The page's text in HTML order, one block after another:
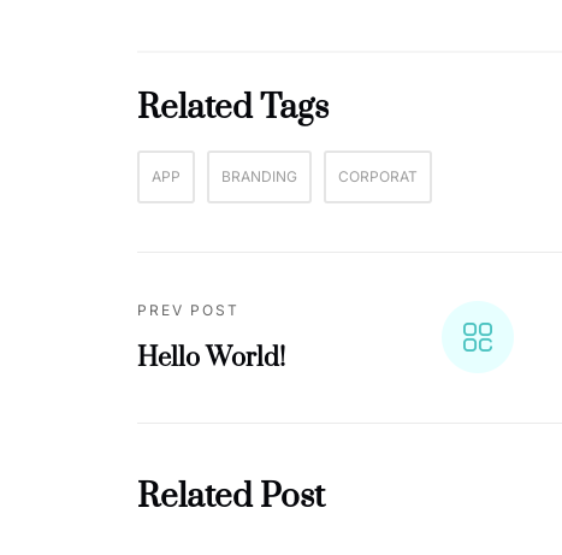
Related Tags
APP BRANDING CORPORAT
PREV POST
Hello World!
Related Post